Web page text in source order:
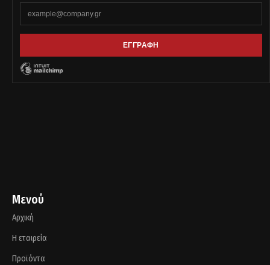
Μενού
Αρχική
Η εταιρεία
Προϊόντα